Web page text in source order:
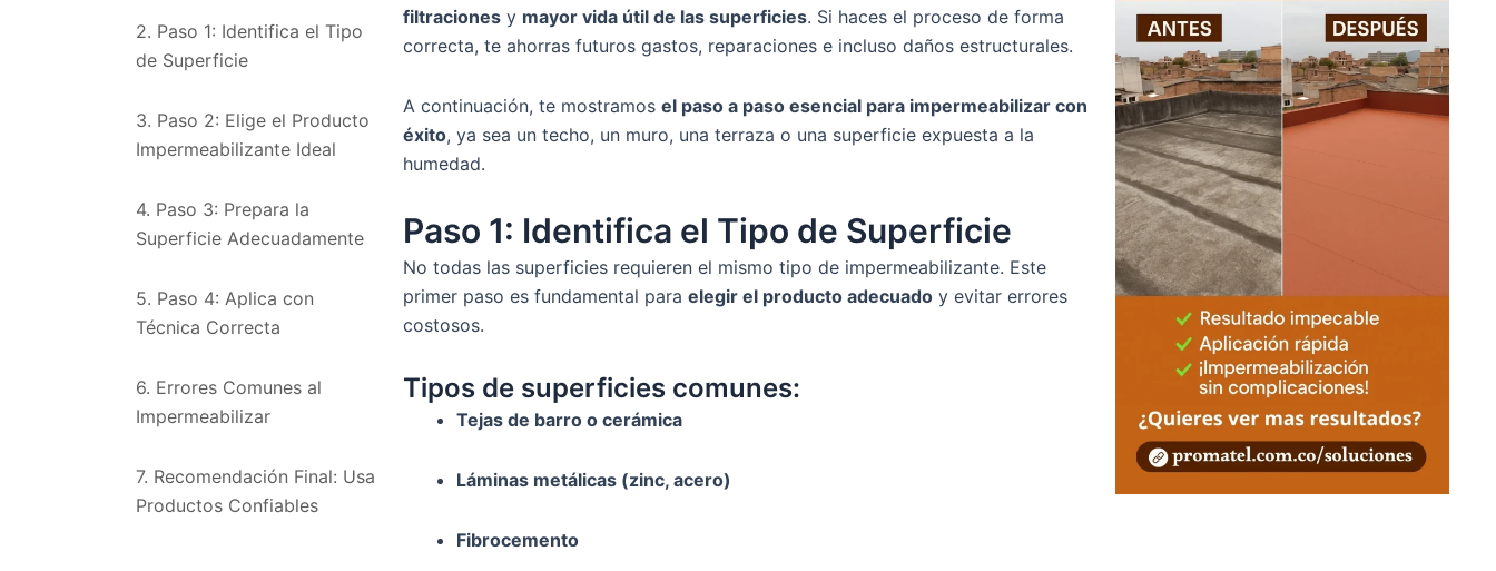
2. Paso 1: Identifica el Tipo
de Superficie
3. Paso 2: Elige el Producto
Impermeabilizante Ideal
4. Paso 3: Prepara la
Superficie Adecuadamente
5. Paso 4: Aplica con
Técnica Correcta
6. Errores Comunes al
Impermeabilizar
7. Recomendación Final: Usa
Productos Confiables
filtraciones y mayor vida útil de las superficies. Si haces el proceso de forma
correcta, te ahorras futuros gastos, reparaciones e incluso daños estructurales.
A continuación, te mostramos el paso a paso esencial para impermeabilizar con
éxito, ya sea un techo, un muro, una terraza o una superficie expuesta a la
humedad.
Paso 1: Identifica el Tipo de Superficie
No todas las superficies requieren el mismo tipo de impermeabilizante. Este
primer paso es fundamental para elegir el producto adecuado y evitar errores
costosos.
Tipos de superficies comunes:
Tejas de barro o cerámica
Láminas metálicas (zinc, acero)
Fibrocemento